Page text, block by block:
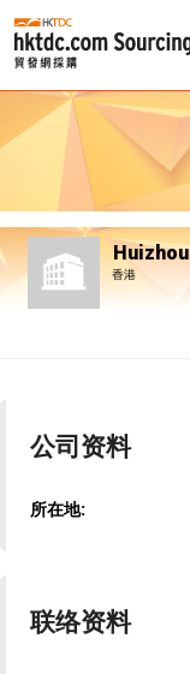
香港
公司资料
所在地:
联络资料